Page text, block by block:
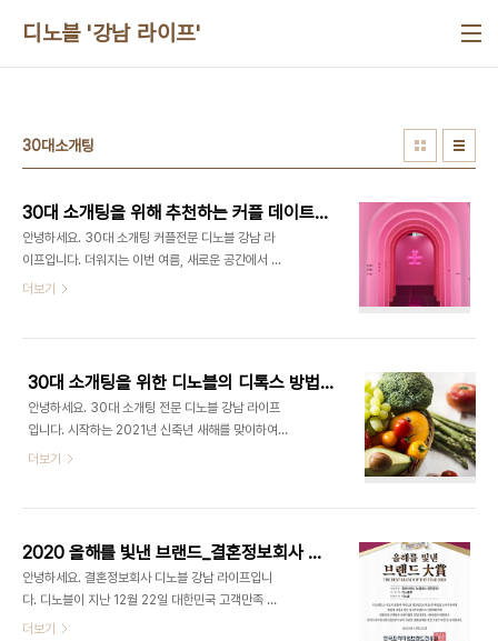
디노블 '강남 라이프'
30대소개팅
30대 소개팅을 위해 추천하는 커플 데이트 전시회 추천♥
안녕하세요. 30대 소개팅 커플전문 디노블 강남 라
이프입니다. 더워지는 이번 여름, 새로운 공간에서 색
다른 추억을 만들고 싶지 않으세요? 오늘은 30대 소
서울을 테마로 연출된 최초의 디지털 미디어 실감형
전시회입니다. 알록달록하고 아름다운 영상들이 상
영되어 있어 30대 소개팅의 커플 데이트로 추억을
담아보는 설렘과 즐거움을 가질 수 있고, 디지털 미디
어 작품들을 감상하며 조명 빛으로 이루어진 모든 조
울의 친숙한 모습을 낯설게 재해석한 만큼 새롭게 다
흑백사진..
더보기
30대 소개팅을 위한 디노블의 디톡스 방법 추천!
안녕하세요. 30대 소개팅 전문 디노블 강남 라이프
입니다. 시작하는 2021년 신축년 새해를 맞이하여
외면과 내면이 아름다운 사람이 되기 위한 디톡스 방
어떤 것들이 있을까요? ​ 디톡스란? 체내에 쌓인 독소
를 뺀다는 뜻, 한국어로는 해독 ​ 레몬 디톡스 붓기를
줄여주고 지방 분해를 촉진하며 다이어트에 도움이
되는 레몬을 이용한 디톡스 방법으로 우리 몸에 필요
한 비타민 C와 구연산을 많이 함유하여 피로회복에
더보기
2020 올해를 빛낸 브랜드_결혼정보회사 디노블 수상
안녕하세요. 결혼정보회사 디노블 강남 라이프입니
다. 디노블이 지난 12월 22일 대한민국 고객만족 브
랜드 협회, 데일리경제, 시사타임이 후원하고 한국프
더보기